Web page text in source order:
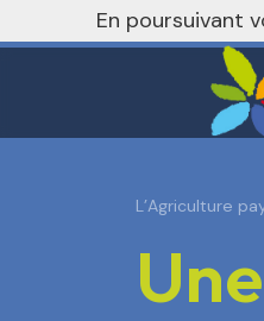
nivo_2026: 1
L’Agriculture
En poursuivant